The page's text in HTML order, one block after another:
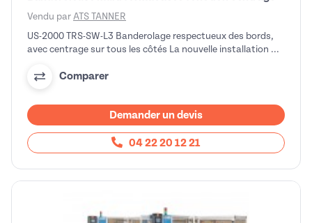
Vendu par ATS TANNER
US-2000 TRS-SW-L3 Banderolage respectueux des bords,
avec centrage sur tous les côtés La nouvelle installation ...
Comparer
Demander un devis
04 22 20 12 21